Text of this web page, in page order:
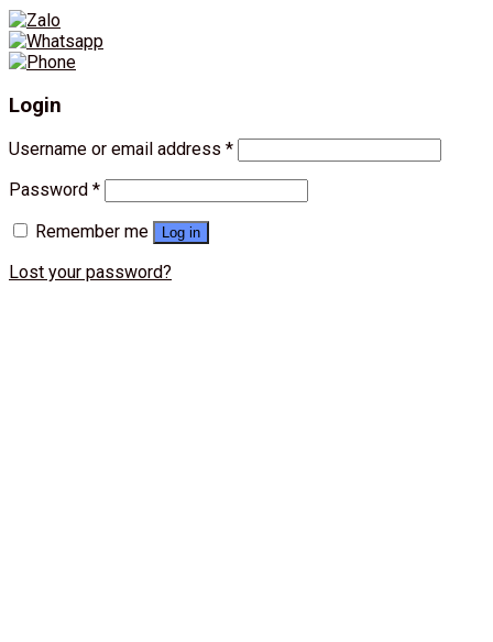
Login
Username or email address *
Password *
Remember me
Log in
Lost your password?